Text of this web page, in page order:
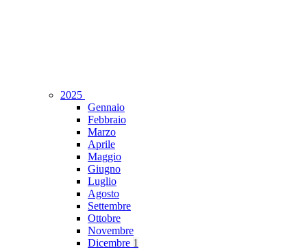
2025
Gennaio
Febbraio
Marzo
Aprile
Maggio
Giugno
Luglio
Agosto
Settembre
Ottobre
Novembre
Dicembre 1